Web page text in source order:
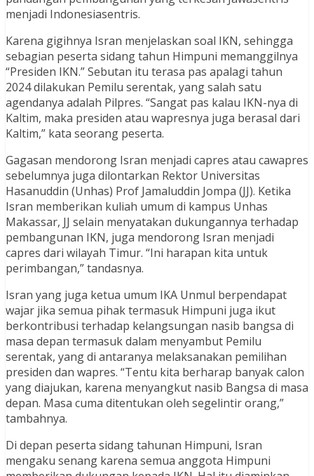
menjadi Indonesiasentris.
Karena gigihnya Isran menjelaskan soal IKN, sehingga
sebagian peserta sidang tahun Himpuni memanggilnya
“Presiden IKN.” Sebutan itu terasa pas apalagi tahun
2024 dilakukan Pemilu serentak, yang salah satu
agendanya adalah Pilpres. “Sangat pas kalau IKN-nya di
Kaltim, maka presiden atau wapresnya juga berasal dari
Kaltim,” kata seorang peserta.
Gagasan mendorong Isran menjadi capres atau cawapres
sebelumnya juga dilontarkan Rektor Universitas
Hasanuddin (Unhas) Prof Jamaluddin Jompa (JJ). Ketika
Isran memberikan kuliah umum di kampus Unhas
Makassar, JJ selain menyatakan dukungannya terhadap
pembangunan IKN, juga mendorong Isran menjadi
capres dari wilayah Timur. “Ini harapan kita untuk
perimbangan,” tandasnya.
Isran yang juga ketua umum IKA Unmul berpendapat
wajar jika semua pihak termasuk Himpuni juga ikut
berkontribusi terhadap kelangsungan nasib bangsa di
masa depan termasuk dalam menyambut Pemilu
serentak, yang di antaranya melaksanakan pemilihan
presiden dan wapres. “Tentu kita berharap banyak calon
yang diajukan, karena menyangkut nasib Bangsa di masa
depan. Masa cuma ditentukan oleh segelintir orang,”
tambahnya.
Di depan peserta sidang tahunan Himpuni, Isran
mengaku senang karena semua anggota Himpuni